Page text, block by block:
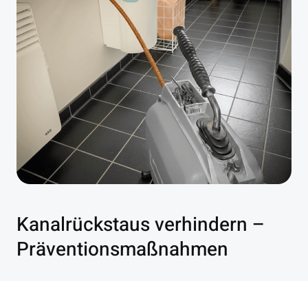
Kanalrückstaus verhindern –
Präventionsmaßnahmen